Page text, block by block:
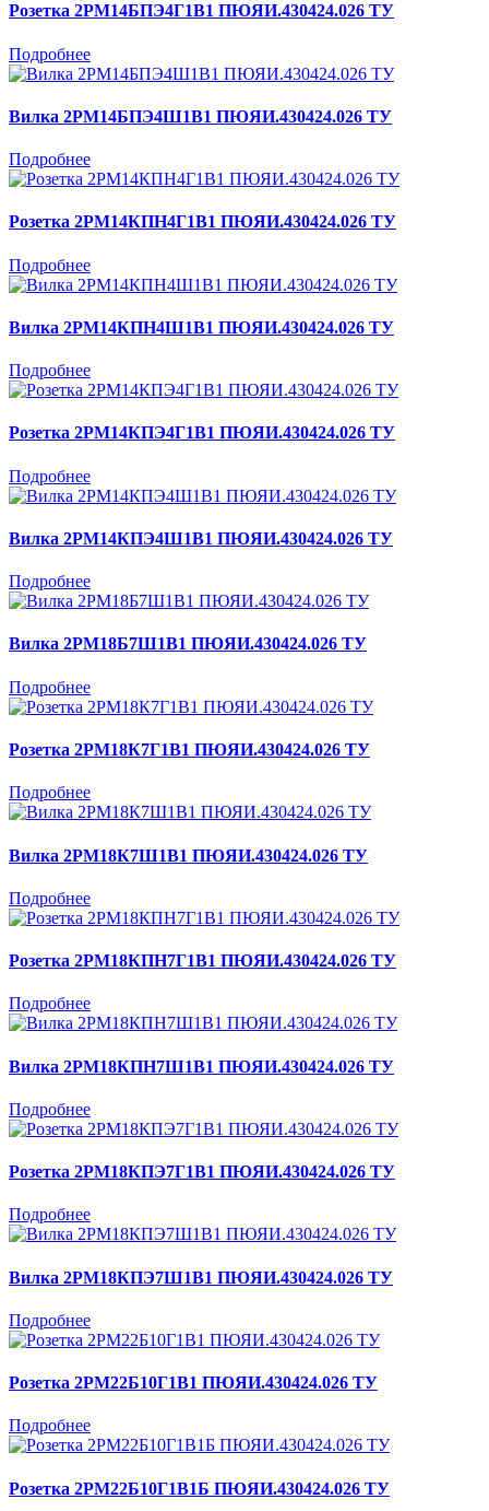
Розетка 2РМ14БПЭ4Г1В1 ПЮЯИ.430424.026 ТУ
Подробнее
Вилка 2РМ14БПЭ4Ш1В1 ПЮЯИ.430424.026 ТУ
Подробнее
Розетка 2РМ14КПН4Г1В1 ПЮЯИ.430424.026 ТУ
Подробнее
Вилка 2РМ14КПН4Ш1В1 ПЮЯИ.430424.026 ТУ
Подробнее
Розетка 2РМ14КПЭ4Г1В1 ПЮЯИ.430424.026 ТУ
Подробнее
Вилка 2РМ14КПЭ4Ш1В1 ПЮЯИ.430424.026 ТУ
Подробнее
Вилка 2РМ18Б7Ш1В1 ПЮЯИ.430424.026 ТУ
Подробнее
Розетка 2РМ18К7Г1В1 ПЮЯИ.430424.026 ТУ
Подробнее
Вилка 2РМ18К7Ш1В1 ПЮЯИ.430424.026 ТУ
Подробнее
Розетка 2РМ18КПН7Г1В1 ПЮЯИ.430424.026 ТУ
Подробнее
Вилка 2РМ18КПН7Ш1В1 ПЮЯИ.430424.026 ТУ
Подробнее
Розетка 2РМ18КПЭ7Г1В1 ПЮЯИ.430424.026 ТУ
Подробнее
Вилка 2РМ18КПЭ7Ш1В1 ПЮЯИ.430424.026 ТУ
Подробнее
Розетка 2РМ22Б10Г1В1 ПЮЯИ.430424.026 ТУ
Подробнее
Розетка 2РМ22Б10Г1В1Б ПЮЯИ.430424.026 ТУ